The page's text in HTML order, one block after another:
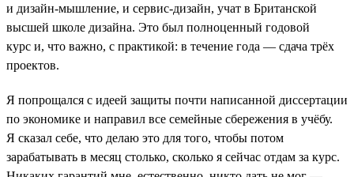
и дизайн-мышление, и сервис-дизайн, учат в Британской
высшей школе дизайна. Это был полноценный годовой
курс и, что важно, с практикой: в течение года — сдача трёх
проектов.
Я попрощался с идеей защиты почти написанной диссертации
по экономике и направил все семейные сбережения в учёбу.
Я сказал себе, что делаю это для того, чтобы потом
зарабатывать в месяц столько, сколько я сейчас отдам за курс.